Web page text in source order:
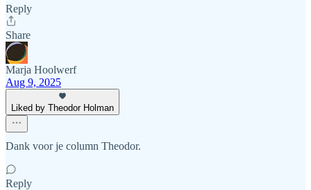
Reply
Share
Marja Hoolwerf
Aug 9, 2025
Liked by Theodor Holman
Dank voor je column Theodor.
Reply